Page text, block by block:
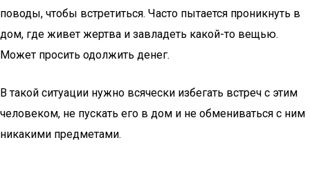
поводы, чтобы встретиться. Часто пытается проникнуть в
дом, где живет жертва и завладеть какой-то вещью.
Может просить одолжить денег.
В такой ситуации нужно всячески избегать встреч с этим
человеком, не пускать его в дом и не обмениваться с ним
никакими предметами.